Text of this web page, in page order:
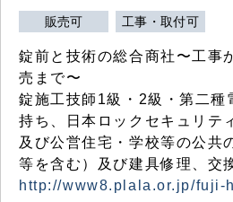
販売可 工事・取付可
錠前と技術の総合商社〜工事
売まで〜
錠施工技師1級・2級・第二種
持ち、日本ロックセキュリテ
及び公営住宅・学校等の公共
等を含む）及び建具修理、交
http://www8.plala.or.jp/fuji-